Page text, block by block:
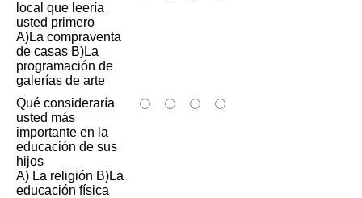
local que leería
usted primero
A)La compraventa
de casas B)La
programación de
galerías de arte
Qué consideraría
usted más
importante en la
educación de sus
hijos
A) La religión B)La
educación física